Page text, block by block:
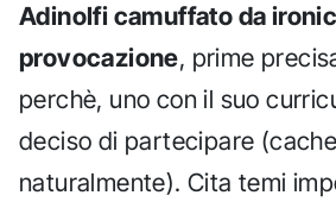
Adinolfi camuffato da
provocazione, prime
perchè, uno con il suo
deciso di partecipare
naturalmente). Cita temi